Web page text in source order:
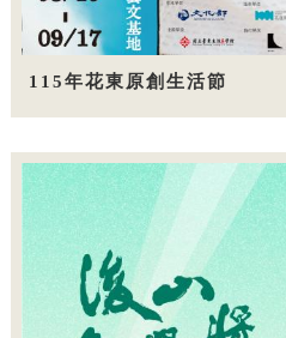
115年花東原創生活節